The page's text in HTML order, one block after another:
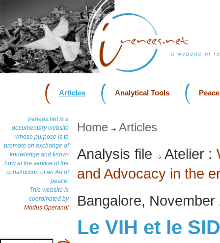
a website of
Articles Analytical Tools
Irenees.net is a
documentary website
whose purpose is to
promote an exchange of
knowledge and know-
how at the service of the
construction of an Art of
peace.
This website is
coordinated by
Modus Operandi
Home Articles
Analysis file Atelier :
and Advocacy in the
Bangalore, November
Le VIH et le